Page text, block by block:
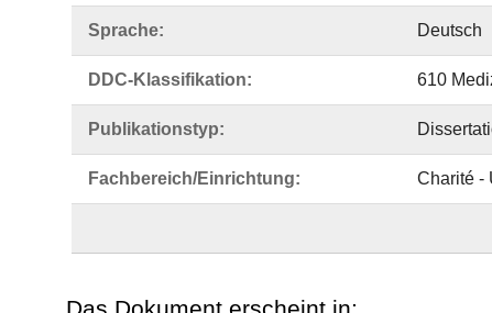
Sprache: Deutsch
DDC-Klassifikation: 610
Publikationstyp:
Fachbereich/Einrichtung: Charité -